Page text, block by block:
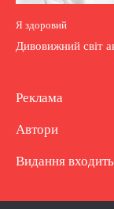
Я здоровий
Дивовижний світ
Реклама
Автори
Видання